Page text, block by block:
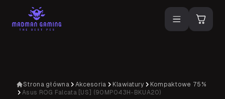
Strona główna Akcesoria Klawiatury
Kompaktowe 75%
Asus ROG Falcata [US] (90MP043H-BKUA20)